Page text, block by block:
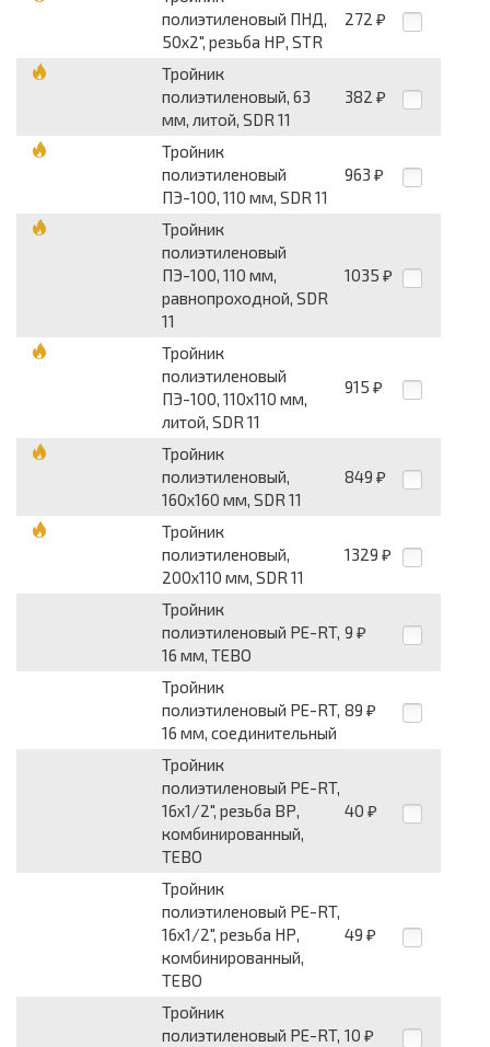
полиэтиленовый ПНД,
50x2", резьба НР, STR
272 ₽
Тройник
полиэтиленовый, 63
мм, литой, SDR 11
382 ₽
Тройник
полиэтиленовый
ПЭ-100, 110 мм, SDR 11
963 ₽
Тройник
полиэтиленовый
ПЭ-100, 110 мм,
равнопроходной, SDR
11
1035 ₽
Тройник
полиэтиленовый
ПЭ-100, 110x110 мм,
литой, SDR 11
915 ₽
Тройник
полиэтиленовый,
160x160 мм, SDR 11
849 ₽
Тройник
полиэтиленовый,
200x110 мм, SDR 11
1329 ₽
Тройник
полиэтиленовый PE-RT,
16 мм, TEBO
9 ₽
Тройник
полиэтиленовый PE-RT,
16 мм, соединительный
89 ₽
Тройник
полиэтиленовый PE-RT,
16x1/2", резьба ВР,
комбинированный,
TEBO
40 ₽
Тройник
полиэтиленовый PE-RT,
16x1/2", резьба НР,
комбинированный,
TEBO
49 ₽
Тройник
полиэтиленовый PE-RT, 10 ₽